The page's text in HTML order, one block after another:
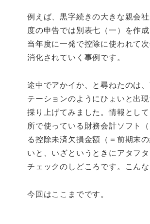
例えば、黒字続きの大きな親会
度の申告では別表七（一）を作
当年度に一発で控除に使われて
消化されていく事例です。
途中でアかイか、と尋ねたのは
テーションのようにひょいと出
採り上げてみました。情報とし
所で使っている財務会計ソフト
る控除未済欠損金額（＝前期末
いと、いざというときにアタフ
チェックのしどころです。こん
今回はここまでです。